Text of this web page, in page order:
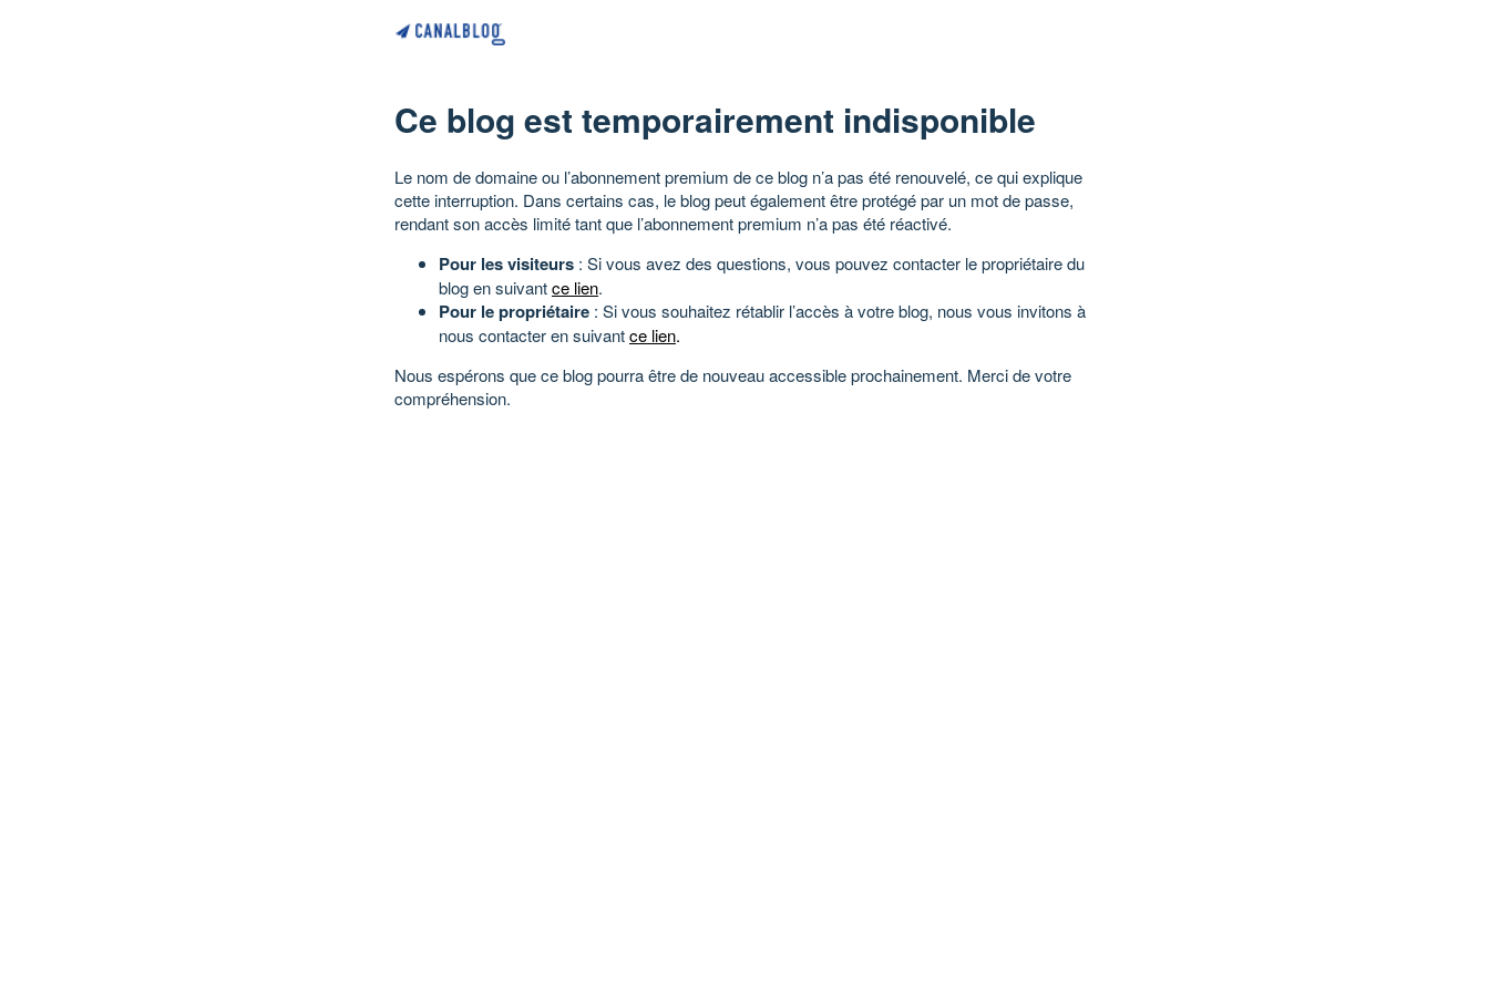
Ce blog est temporairement indisponible
Le nom de domaine ou l’abonnement premium de ce blog n’a pas été renouvelé, ce qui explique
cette interruption. Dans certains cas, le blog peut également être protégé par un mot de passe,
rendant son accès limité tant que l’abonnement premium n’a pas été réactivé.
Pour les visiteurs : Si vous avez des questions, vous pouvez contacter le propriétaire du
blog en suivantce lien.
Pour le propriétaire : Si vous souhaitez rétablir l’accès à votre blog, nous vous invitons à
nous contacter en suivantce lien.
Nous espérons que ce blog pourra être de nouveau accessible prochainement. Merci de votre
compréhension.